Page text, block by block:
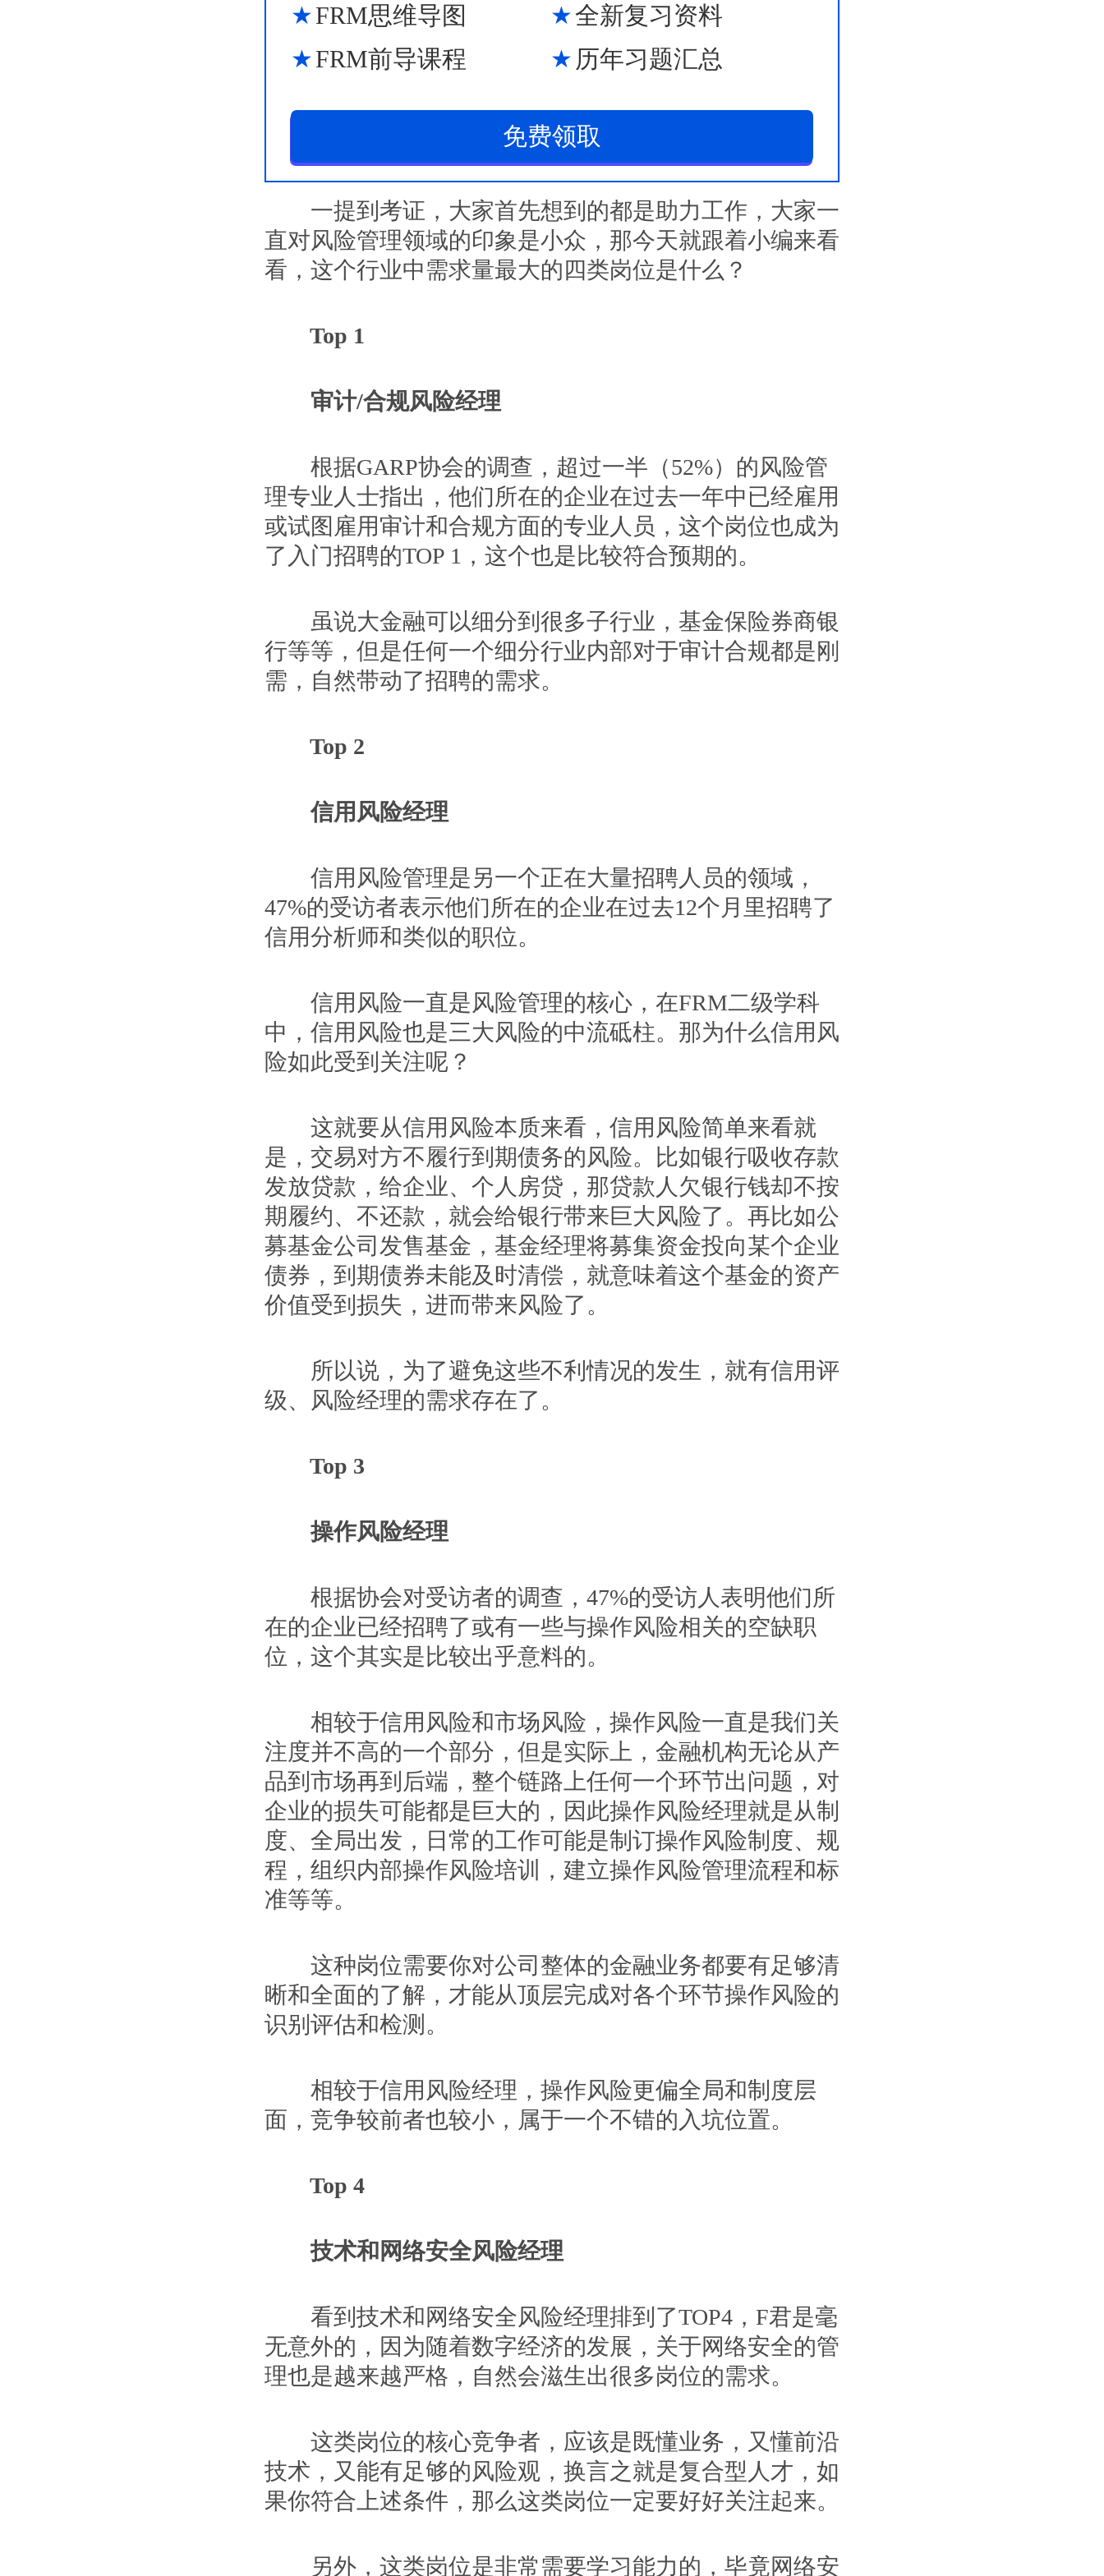
FRM思维导图
全新复习资料
FRM前导课程
历年习题汇总
免费领取
一提到考证，大家首先想到的都是助力工作，大家一
直对风险管理领域的印象是小众，那今天就跟着小编来看
看，这个行业中需求量最大的四类岗位是什么？
Top 1
审计/合规风险经理
根据GARP协会的调查，超过一半（52%）的风险管
理专业人士指出，他们所在的企业在过去一年中已经雇用
或试图雇用审计和合规方面的专业人员，这个岗位也成为
了入门招聘的TOP 1，这个也是比较符合预期的。
虽说大金融可以细分到很多子行业，基金保险券商银
行等等，但是任何一个细分行业内部对于审计合规都是刚
需，自然带动了招聘的需求。
Top 2
信用风险经理
信用风险管理是另一个正在大量招聘人员的领域，
47%的受访者表示他们所在的企业在过去12个月里招聘了
信用分析师和类似的职位。
信用风险一直是风险管理的核心，在FRM二级学科
中，信用风险也是三大风险的中流砥柱。那为什么信用风
险如此受到关注呢？
这就要从信用风险本质来看，信用风险简单来看就
是，交易对方不履行到期债务的风险。比如银行吸收存款
发放贷款，给企业、个人房贷，那贷款人欠银行钱却不按
期履约、不还款，就会给银行带来巨大风险了。再比如公
募基金公司发售基金，基金经理将募集资金投向某个企业
债券，到期债券未能及时清偿，就意味着这个基金的资产
价值受到损失，进而带来风险了。
所以说，为了避免这些不利情况的发生，就有信用评
级、风险经理的需求存在了。
Top 3
操作风险经理
根据协会对受访者的调查，47%的受访人表明他们所
在的企业已经招聘了或有一些与操作风险相关的空缺职
位，这个其实是比较出乎意料的。
相较于信用风险和市场风险，操作风险一直是我们关
注度并不高的一个部分，但是实际上，金融机构无论从产
品到市场再到后端，整个链路上任何一个环节出问题，对
企业的损失可能都是巨大的，因此操作风险经理就是从制
度、全局出发，日常的工作可能是制订操作风险制度、规
程，组织内部操作风险培训，建立操作风险管理流程和标
准等等。
这种岗位需要你对公司整体的金融业务都要有足够清
晰和全面的了解，才能从顶层完成对各个环节操作风险的
识别评估和检测。
相较于信用风险经理，操作风险更偏全局和制度层
面，竞争较前者也较小，属于一个不错的入坑位置。
Top 4
技术和网络安全风险经理
看到技术和网络安全风险经理排到了TOP4，F君是毫
无意外的，因为随着数字经济的发展，关于网络安全的管
理也是越来越严格，自然会滋生出很多岗位的需求。
这类岗位的核心竞争者，应该是既懂业务，又懂前沿
技术，又能有足够的风险观，换言之就是复合型人才，如
果你符合上述条件，那么这类岗位一定要好好关注起来。
另外，这类岗位是非常需要学习能力的，毕竟网络安